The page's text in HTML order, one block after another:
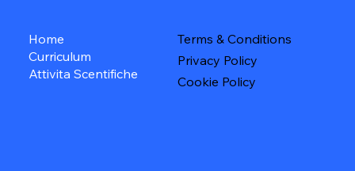
Home
Curriculum
Attivita Scentifiche
Cookie Policy
Privacy Policy
Terms & Conditions